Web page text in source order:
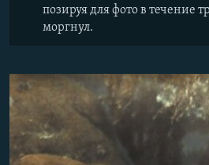
позируя для фото в течение
моргнул.